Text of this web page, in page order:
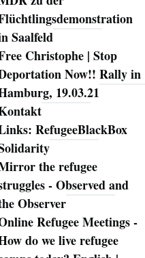
Saalfeld
Christophe | Stop
Now!! Rally in
19.03.21
RefugeeBlackBox
the refugee
- Observed and
Observer
Refugee Meetings -
do we live refugee